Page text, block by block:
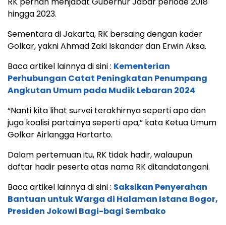
hingga 2023.
Sementara di Jakarta, RK bersaing dengan kader
Golkar, yakni Ahmad Zaki Iskandar dan Erwin Aksa.
Baca artikel lainnya di sini : Kementerian
Perhubungan Catat Peningkatan Penumpang
Angkutan Umum pada Mudik Lebaran 2024
“Nanti kita lihat survei terakhirnya seperti apa dan
juga koalisi partainya seperti apa,” kata Ketua Umum
Golkar Airlangga Hartarto.
Dalam pertemuan itu, RK tidak hadir, walaupun
daftar hadir peserta atas nama RK ditandatangani.
Baca artikel lainnya di sini : Saksikan Penyerahan
Bantuan untuk Warga di Halaman Istana Bogor,
Presiden Jokowi Bagi-bagi Sembako